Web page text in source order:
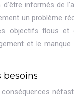
informés de
un problème
objectifs flous et
et le
besoins